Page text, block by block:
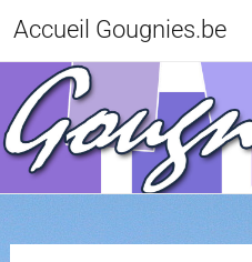
Accueil Gougnies.be